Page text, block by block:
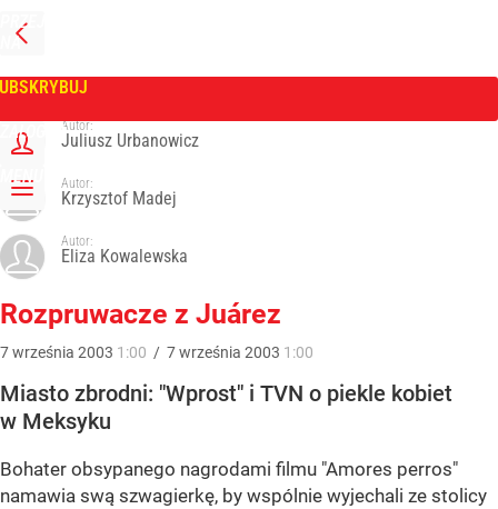
PRZEJDŹ
NA
GŁÓWNĄ
ZALOGUJ
MENU
Tygodnik Wprost
Autor:
Juliusz Urbanowicz
Autor:
Krzysztof Madej
Autor:
Eliza Kowalewska
Rozpruwacze z Juárez
7września 2003 1:00 / 7września 2003 1:00
Miasto zbrodni: "Wprost" i TVN o piekle kobiet
w Meksyku
Bohater obsypanego nagrodami filmu "Amores perros"
namawia swą szwagierkę, by wspólnie wyjechali ze stolicy